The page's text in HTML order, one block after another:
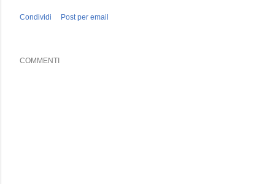
Condividi Post per email
COMMENTI